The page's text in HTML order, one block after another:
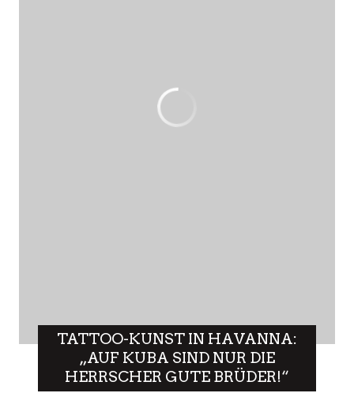
TATTOO-KUNST IN HAVANNA:
„AUF KUBA SIND NUR DIE
HERRSCHER GUTE BRÜDER!“